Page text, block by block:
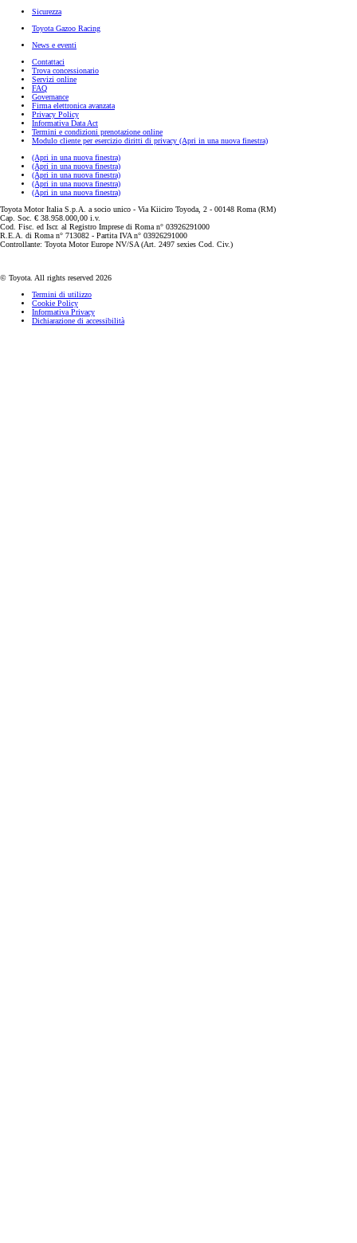
Sicurezza
Toyota Gazoo Racing
News e eventi
Contattaci
Trova concessionario
Servizi online
FAQ
Governance
Firma elettronica avanzata
Privacy Policy
Informativa Data Act
Termini e condizioni prenotazione online
Modulo cliente per esercizio diritti di privacy (Apri in una nuova finestra)
(Apri in una nuova finestra)
(Apri in una nuova finestra)
(Apri in una nuova finestra)
(Apri in una nuova finestra)
(Apri in una nuova finestra)
Toyota Motor Italia S.p.A. a socio unico - Via Kiiciro Toyoda, 2 - 00148 Roma (RM)
Cap. Soc. € 38.958.000,00 i.v.
Cod. Fisc. ed Iscr. al Registro Imprese di Roma n° 03926291000
R.E.A. di Roma n° 713082 - Partita IVA n° 03926291000
Controllante: Toyota Motor Europe NV/SA (Art. 2497 sexies Cod. Civ.)
© Toyota. All rights reserved 2026
Termini di utilizzo
Cookie Policy
Informativa Privacy
Dichiarazione di accessibilità